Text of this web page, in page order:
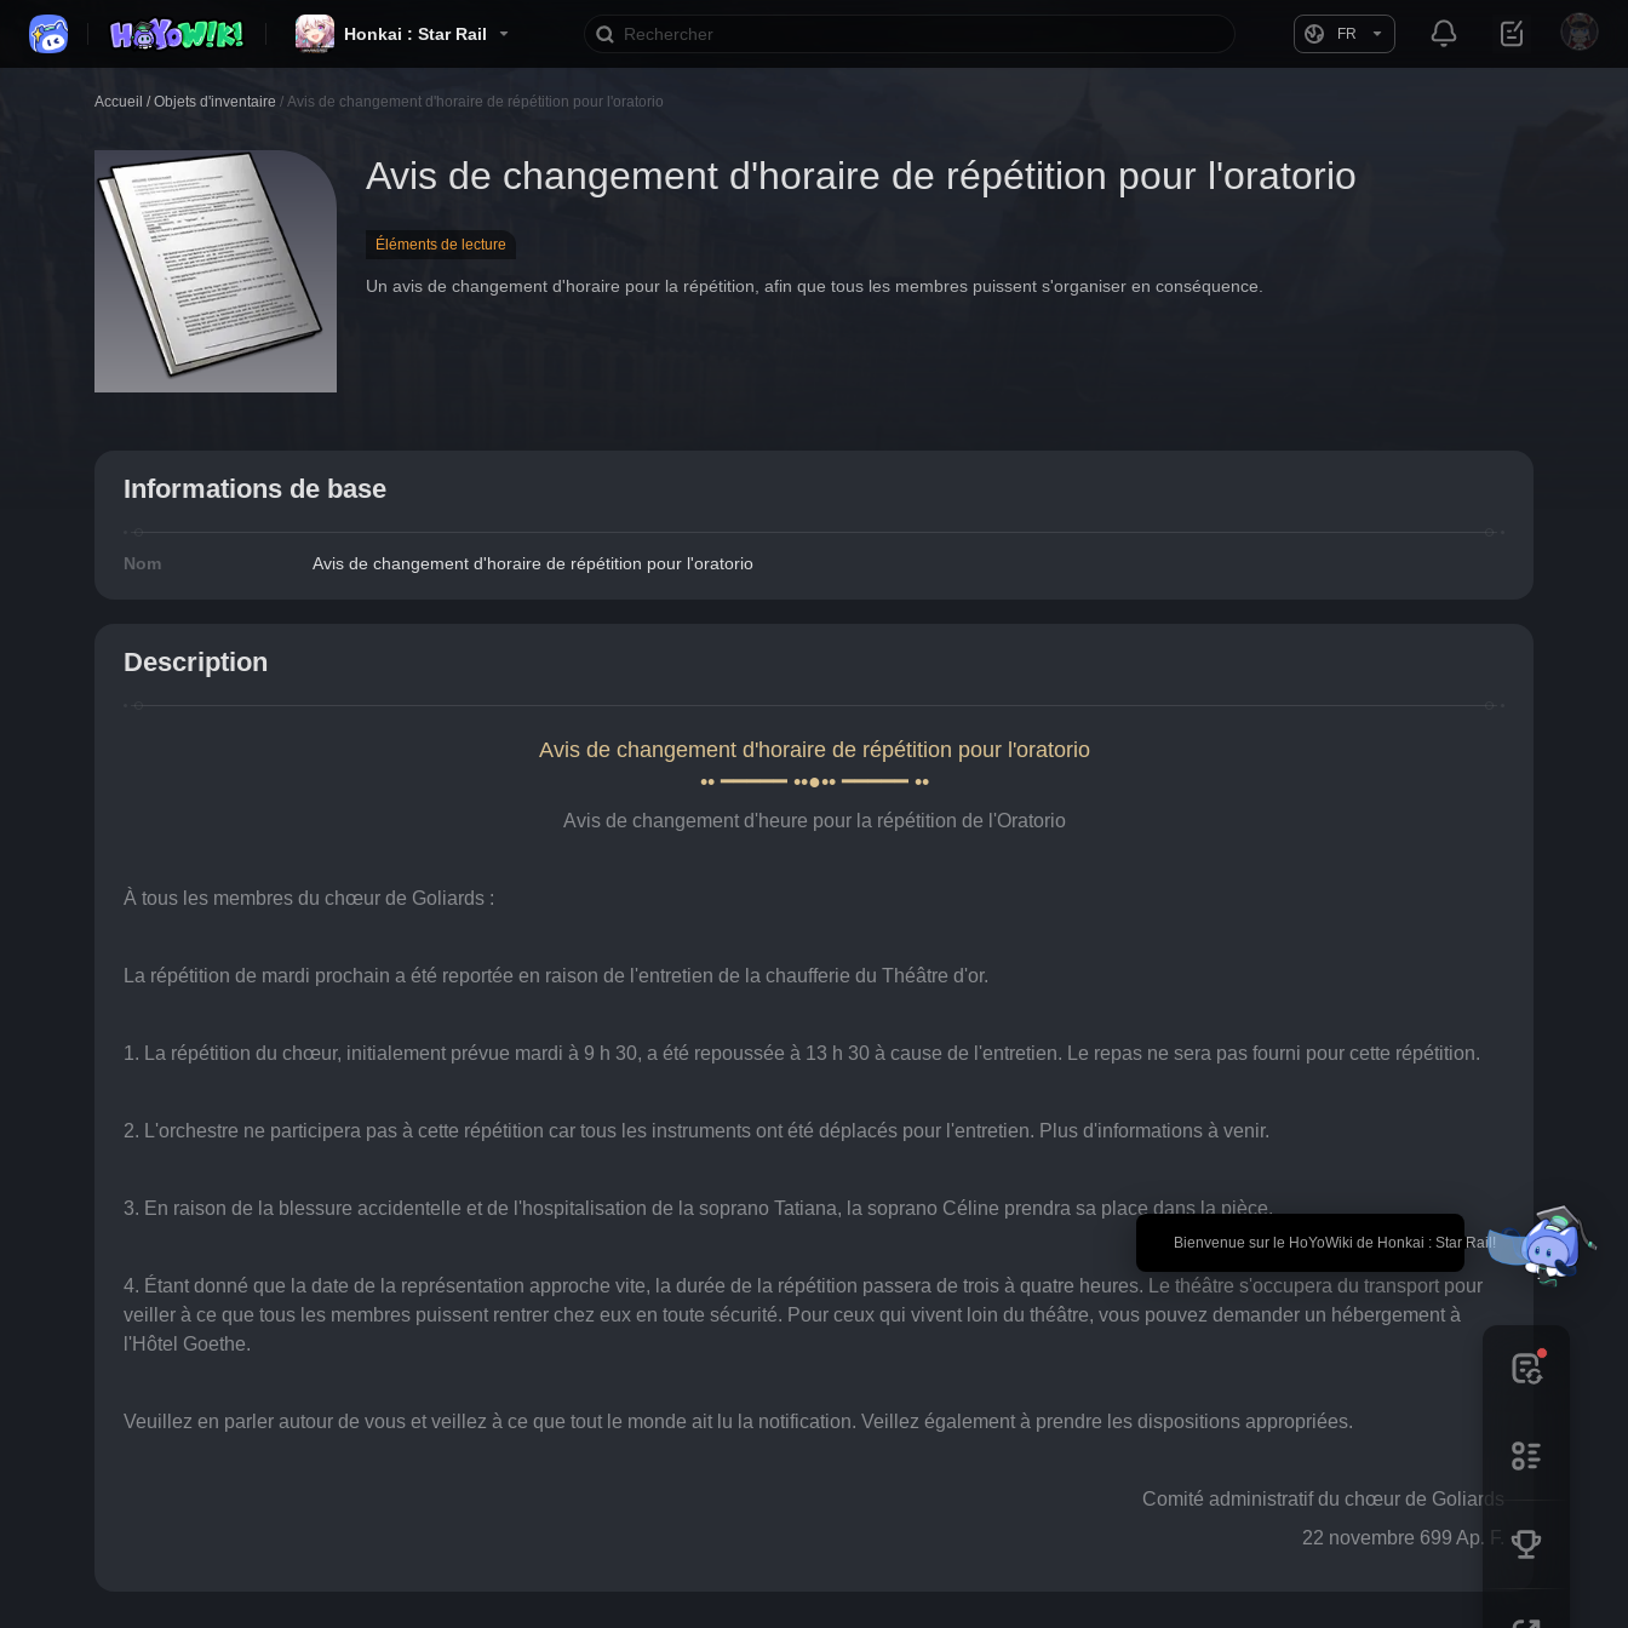
Honkai : Star Rail FR
🎉 Bienvenue sur le HoYoWiki de Honkai : Star Rail!
Accueil / Objets d'inventaire / Avis de changement d'horaire de répétition pour l'oratorio
Avis de changement d'horaire de répétition pour l'oratorio
Éléments de lecture
Un avis de changement d'horaire pour la répétition, afin que tous les membres puissent s'organiser en conséquence.
Informations de base
Nom Avis de changement d'horaire de répétition pour l'oratorio
Description
Avis de changement d'horaire de répétition pour l'oratorio
•• ━━━━━ ••●•• ━━━━━ ••
Avis de changement d'heure pour la répétition de l'Oratorio
À tous les membres du chœur de Goliards :
La répétition de mardi prochain a été reportée en raison de l'entretien de la chaufferie du Théâtre d'or.
1. La répétition du chœur, initialement prévue mardi à 9 h 30, a été repoussée à 13 h 30 à cause de l'entretien. Le repas ne sera pas fourni pour cette répétition.
2. L'orchestre ne participera pas à cette répétition car tous les instruments ont été déplacés pour l'entretien. Plus d'informations à venir.
3. En raison de la blessure accidentelle et de l'hospitalisation de la soprano Tatiana, la soprano Céline prendra sa place dans la pièce.
4. Étant donné que la date de la représentation approche vite, la durée de la répétition passera de trois à quatre heures. Le théâtre s'occupera du transport pour
veiller à ce que tous les membres puissent rentrer chez eux en toute sécurité. Pour ceux qui vivent loin du théâtre, vous pouvez demander un hébergement à
l'Hôtel Goethe.
Veuillez en parler autour de vous et veillez à ce que tout le monde ait lu la notification. Veillez également à prendre les dispositions appropriées.
Comité administratif du chœur de Goliards
22 novembre 699 Ap. F.